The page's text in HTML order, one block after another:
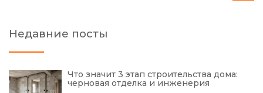
Недавние посты
Что значит 3 этап строительства дома:
черновая отделка и инженерия